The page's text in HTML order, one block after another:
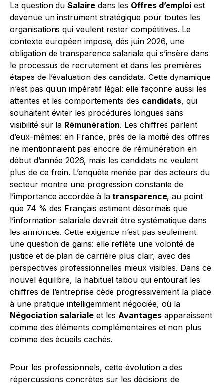
La question du Salaire dans les Offres d’emploi est
devenue un instrument stratégique pour toutes les
organisations qui veulent rester compétitives. Le
contexte européen impose, dès juin 2026, une
obligation de transparence salariale qui s’insère dans
le processus de recrutement et dans les premières
étapes de l’évaluation des candidats. Cette dynamique
n’est pas qu’un impératif légal: elle façonne aussi les
attentes et les comportements des candidats, qui
souhaitent éviter les procédures longues sans
visibilité sur la Rémunération. Les chiffres parlent
d’eux-mêmes: en France, près de la moitié des offres
ne mentionnaient pas encore de rémunération en
début d’année 2026, mais les candidats ne veulent
plus de ce frein. L’enquête menée par des acteurs du
secteur montre une progression constante de
l’importance accordée à la transparence, au point
que 74 % des Français estiment désormais que
l’information salariale devrait être systématique dans
les annonces. Cette exigence n’est pas seulement
une question de gains: elle reflète une volonté de
justice et de plan de carrière plus clair, avec des
perspectives professionnelles mieux visibles. Dans ce
nouvel équilibre, la habituel tabou qui entourait les
chiffres de l’entreprise cède progressivement la place
à une pratique intelligemment négociée, où la
Négociation salariale et les Avantages apparaissent
comme des éléments complémentaires et non plus
comme des écueils cachés.
Pour les professionnels, cette évolution a des
répercussions concrètes sur les décisions de